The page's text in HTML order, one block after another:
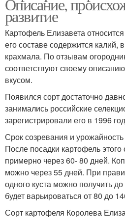
Описание,
развитие
Картофель Елизавета
его составе содержится калий,
крахмала. По отзывам
соответствуют своему
вкусом.
Появился сорт достаточно
занимались российские
зарегистрировали его в 1996
Срок созревания и урожайность
После посадки картофель этого
примерно через 60- 80 дней.
можно через 55 дней. При
одного куста можно получить
будет варьироваться от 80 до
Сорт картофеля Королева